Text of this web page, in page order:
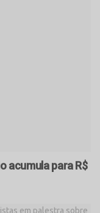
acumula para R$